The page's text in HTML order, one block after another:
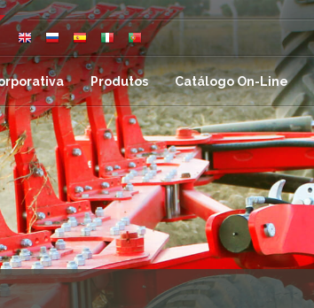
Produtos Catálogo On-Line